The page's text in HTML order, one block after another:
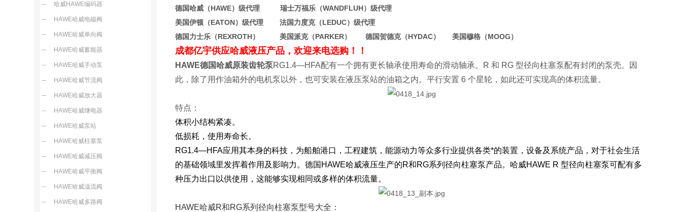
哈威HAWE编码器
HAWE哈威电磁阀
HAWE哈威单向阀
HAWE哈威蓄能器
HAWE哈威手动泵
HAWE哈威节流阀
HAWE哈威放大器
HAWE哈威继电器
HAWE哈威泵站
HAWE哈威柱塞泵
HAWE哈威减压阀
HAWE哈威平衡阀
HAWE哈威溢流阀
HAWE哈威多路阀
德国哈威（HAWE）级代理 瑞士万福乐（WANDFLUH）级代理
美国伊顿（EATON）级代理 法国力度克（LEDUC）级代理
德国力士乐（REXROTH） 美国派克（PARKER） 德国贺德克（HYDAC） 美国穆格（MOOG）
成都亿宇供应哈威液压产品，欢迎来电选购！！
HAWE德国哈威原装齿轮泵RG1.4—HFA配有一个拥有更长轴承使用寿命的滑动轴承。R 和 RG 型径向柱塞泵配有封闭的泵壳。因
此，除了用作油箱外的电机泵以外，也可安装在液压泵站的油箱之内。平行安置 6 个星轮，如此还可实现高的体积流量。
特点：
体积小结构紧凑。
低损耗，使用寿命长。
RG1.4—HFA应用其本身的科技，为船舶港口，工程建筑，能源动力等众多行业提供各类*的装置，设备及系统产品，对于社会生活
的基础领域里发挥着作用及影响力。德国HAWE哈威液压生产的R和RG系列径向柱塞泵产品。哈威HAWE R 型径向柱塞泵可配有多
种压力出口以供使用，这能够实现相同或多样的体积流量。
HAWE哈威R和RG系列径向柱塞泵型号大全：